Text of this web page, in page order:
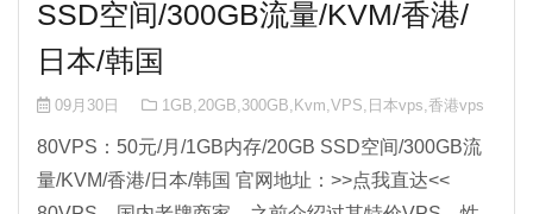
SSD空间/300GB流量/KVM/香港/
日本/韩国
09月30日 1GB,20GB,300GB, Kvm,VPS, 日本vps,香港vps
80VPS：50元/月/1GB内存/20GB SSD空间/300GB流
量/KVM/香港/日本/韩国 官网地址：>>点我直达<<